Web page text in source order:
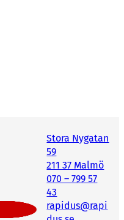
Stora Nygatan
59
211 37 Malmö
070 – 799 57
43
rapidus@rapi